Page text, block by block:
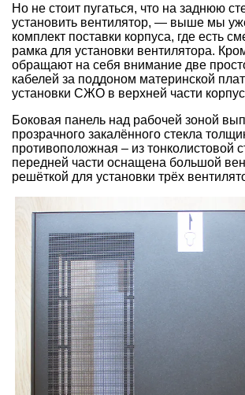
Но не стоит пугаться, что на заднюю
установить вентилятор, — выше мы
комплект поставки корпуса, где есть
рамка для установки вентилятора.
обращают на себя внимание две
кабелей за поддоном материнской
установки СЖО в верхней части
Боковая панель над рабочей зоной
прозрачного закалённого стекла
противоположная – из тонколистовой
передней части оснащена большой
решёткой для установки трёх